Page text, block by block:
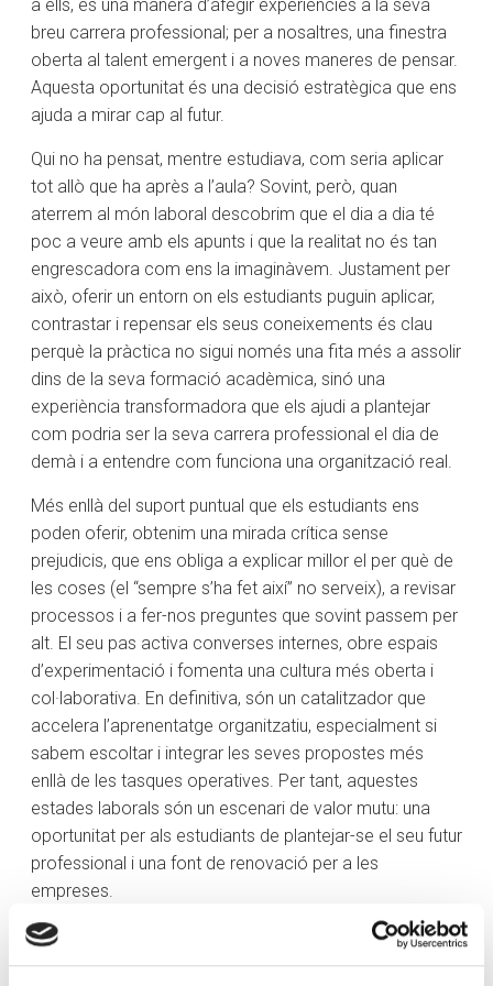
a ells, és una manera d’afegir experiències a la seva
breu carrera professional; per a nosaltres, una finestra
oberta al talent emergent i a noves maneres de pensar.
Aquesta oportunitat és una decisió estratègica que ens
ajuda a mirar cap al futur.
Qui no ha pensat, mentre estudiava, com seria aplicar
tot allò que ha après a l’aula? Sovint, però, quan
aterrem al món laboral descobrim que el dia a dia té
poc a veure amb els apunts i que la realitat no és tan
engrescadora com ens la imaginàvem. Justament per
això, oferir un entorn on els estudiants puguin aplicar,
contrastar i repensar els seus coneixements és clau
perquè la pràctica no sigui només una fita més a assolir
dins de la seva formació acadèmica, sinó una
experiència transformadora que els ajudi a plantejar
com podria ser la seva carrera professional el dia de
demà i a entendre com funciona una organització real.
Més enllà del suport puntual que els estudiants ens
poden oferir, obtenim una mirada crítica sense
prejudicis, que ens obliga a explicar millor el per què de
les coses (el “sempre s’ha fet així” no serveix), a revisar
processos i a fer-nos preguntes que sovint passem per
alt. El seu pas activa converses internes, obre espais
d’experimentació i fomenta una cultura més oberta i
col·laborativa. En definitiva, són un catalitzador que
accelera l’aprenentatge organitzatiu, especialment si
sabem escoltar i integrar les seves propostes més
enllà de les tasques operatives. Per tant, aquestes
estades laborals són un escenari de valor mutu: una
oportunitat per als estudiants de plantejar-se el seu futur
professional i una font de renovació per a les
empreses.
Amb aquesta visió, i amb l’objectiu de fer que aquest
període vagi més enllà de col·laborar amb un